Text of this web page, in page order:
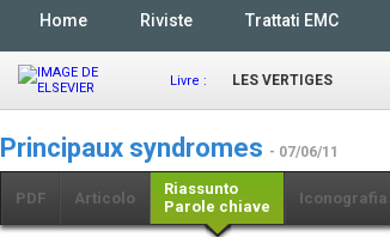
Home Riviste Trattati EMC
Livre : LES VERTIGES
Principaux syndromes - 07/06/11
PDF Articolo
Riassunto
Parole chiave
Iconografia